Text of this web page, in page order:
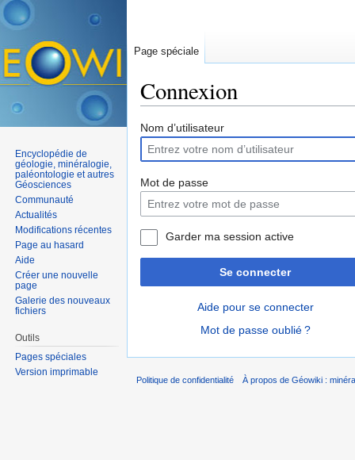
Connexion
Nom d’utilisateur
Mot de passe
Garder ma session active
Se connecter
Aide pour se connecter
Mot de passe oublié ?
Page spéciale
Encyclopédie de
géologie, minéralogie,
paléontologie et autres
Géosciences
Communauté
Actualités
Modifications récentes
Page au hasard
Aide
Créer une nouvelle
page
Galerie des nouveaux
fichiers
Outils
Pages spéciales
Version imprimable
Politique de confidentialité À propos de Géowiki :